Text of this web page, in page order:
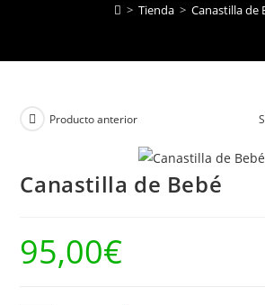
> Tienda > Canastilla de
Producto anterior
Canastilla de Bebé
95,00€